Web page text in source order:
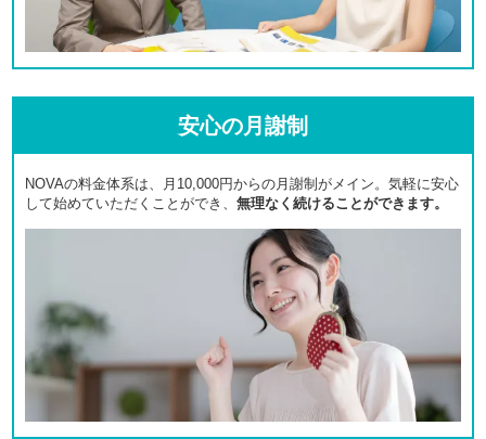
安心の月謝制
NOVAの料金体系は、月10,000円からの月謝制がメイン。気軽に安心
して始めていただくことができ、 無理なく続けることができます。